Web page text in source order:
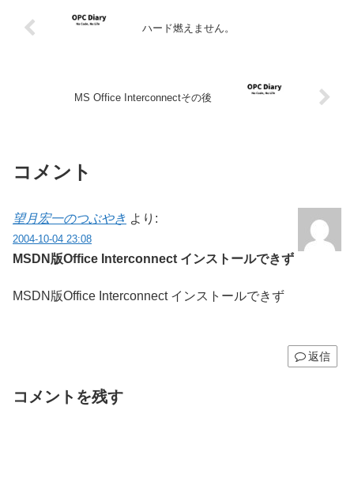
ハード燃えません。
MS Office Interconnectその後
コメント
望月宏一のつぶやき より:
2004-10-04 23:08
MSDN版Office Interconnect インストールできず
MSDN版Office Interconnect インストールできず
返信
コメントを残す